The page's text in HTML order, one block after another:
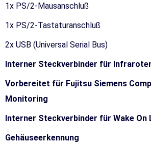
1x PS/2-Mausanschluß
1x PS/2-Tastaturanschluß
2x USB (Universal Serial Bus)
Interner Steckverbinder für
Vorbereitet für Fujitsu Siemens
Monitoring
Interner Steckverbinder für Wake On
Gehäuseerkennung